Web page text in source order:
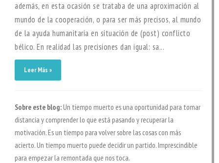
además, en esta ocasión se trataba de una aproximación al
mundo de la cooperación, o para ser más precisos, al mundo
de la ayuda humanitaria en situación de (post) conflicto
bélico. En realidad las precisiones dan igual: sa...
Leer Más »
Sobre este blog:Un tiempo muerto es una oportunidad para tomar
distancia y comprender lo que está pasando y recuperar la
motivación. Es un tiempo para volver sobre las cosas con más
acierto. Un tiempo muerto puede decidir un partido. Imprescindible
para empezar la remontada que nos toca.